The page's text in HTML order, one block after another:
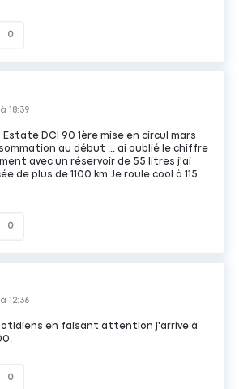
0
à18:39
Estate DCI 90 1ère mise en circul mars
au début ... ai oublié le chiffre
avec un réservoir de 55 litres j'ai
de plus de 1100 km Je roule cool à 115
0
à12:36
en faisant attention j'arrive à
0